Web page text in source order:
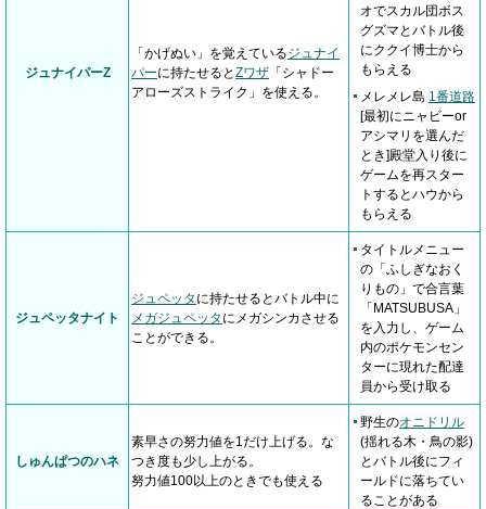
ジュナイパーZ
「かげぬい」を覚えているジュナイ
パーに持たせるとZワザ 「シャドー
アローズストライク」を使える。
オでスカル団ボス
グズマとバトル後
にククイ博士から
もらえる
メレメレ島 1番道路
[最初にニャビーor
アシマリを選んだ
とき]殿堂入り後に
ゲームを再スター
トするとハウから
もらえる
ジュペッタナイト
ジュペッタ に持たせるとバトル中に
メガジュペッタ にメガシンカさせる
ことができる。
タイトルメニュー
の「ふしぎなおく
りもの」で合言葉
「MATSUBUSA」
を入力し、ゲーム
内のポケモンセン
ターに現れた配達
員から受け取る
しゅんぱつのハネ
素早さの努力値を1だけ上げる。な
つき度も少し上がる。
努力値100以上のときでも使える
野生のオニドリル
(揺れる木・鳥の影)
とバトル後にフィ
ールドに落ちてい
ることがある